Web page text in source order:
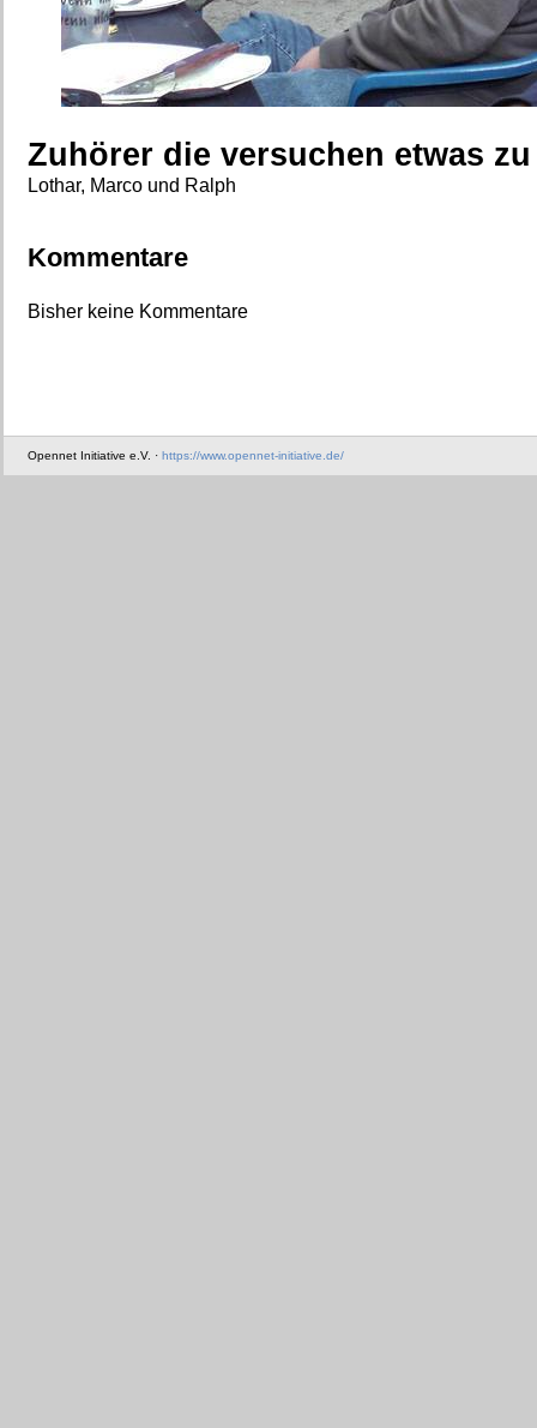
Zuhörer die versuchen etwas
Lothar, Marco und Ralph
Kommentare
Bisher keine Kommentare
Opennet Initiative e.V. · https://www.opennet-initiative.de/